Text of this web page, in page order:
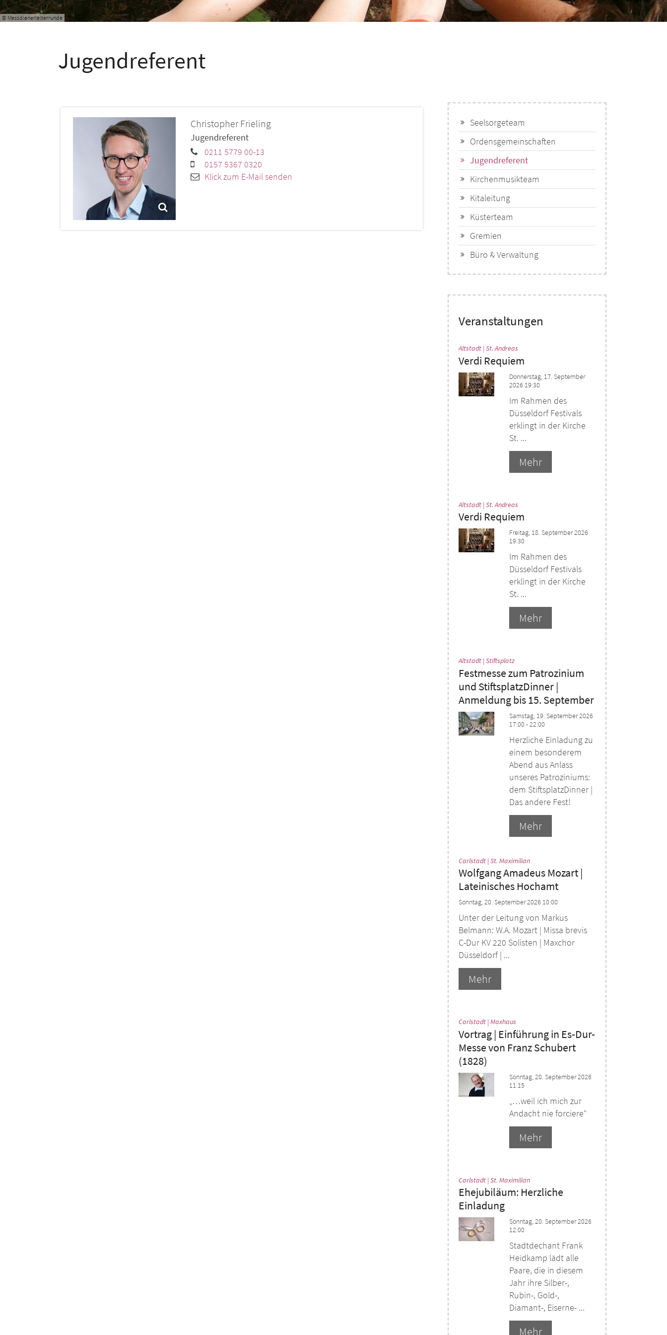
© Messdienerleiterrunde
Jugendreferent
ChristopherFrieling
Jugendreferent
0211 5779 00-13
0157 5367 0320
Klick zum E-Mail senden
Seelsorgeteam
Ordensgemeinschaften
Jugendreferent
Kirchenmusikteam
Kitaleitung
Küsterteam
Gremien
Büro & Verwaltung
Veranstaltungen
Altstadt | St. Andreas
Verdi Requiem
Donnerstag, 17. September
2026 19:30
Im Rahmen des
Düsseldorf Festivals
erklingt in der Kirche
St. ...
Mehr
Altstadt | St. Andreas
Verdi Requiem
Freitag, 18. September 2026
19:30
Im Rahmen des
Düsseldorf Festivals
erklingt in der Kirche
St. ...
Mehr
Altstadt | Stiftsplatz:
Festmesse zum Patrozinium
und StiftsplatzDinner |
Anmeldung bis 15. September
Samstag, 19. September 2026
17:00 - 22:00
Herzliche Einladung zu
einem besonderem
Abend aus Anlass
unseres Patroziniums:
dem StiftsplatzDinner |
Das andere Fest!
Mehr
Carlstadt | St. Maximilian:
Wolfgang Amadeus Mozart |
Lateinisches Hochamt
Sonntag, 20. September 2026 10:00
Unter der Leitung von Markus
Belmann: W.A. Mozart | Missa brevis
C-Dur KV 220 Solisten | Maxchor
Düsseldorf | ...
Mehr
Carlstadt | Maxhaus
Vortrag | Einführung in Es-Dur-
Messe von Franz Schubert
(1828)
Sonntag, 20. September 2026
11:15
„…weil ich mich zur
Andacht nie forciere“
Mehr
Carlstadt | St. Maximilian:
Ehejubiläum: Herzliche
Einladung
Sonntag, 20. September 2026
12:00
Stadtdechant Frank
Heidkamp lädt alle
Paare, die in diesem
Jahr ihre Silber-,
Rubin-, Gold-,
Diamant-, Eiserne- ...
Mehr